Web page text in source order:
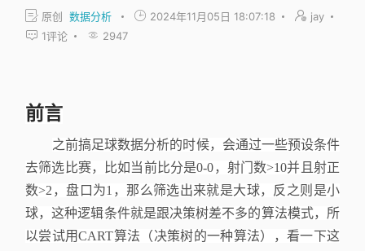
原创 数据分析 2024年11月05日 18:07:18
jay
1评论 2947
前言
之前搞足球数据分析的时候，会通过一些预设条件
去筛选比赛，比如当前比分是0-0，射门数>10并且射正
数>2，盘口为1，那么筛选出来就是大球，反之则是小
球，这种逻辑条件就是跟决策树差不多的算法模式，所
以尝试用CART算法（决策树的一种算法），看一下这